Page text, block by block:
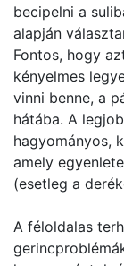
becipelni a
alapján
Fontos, hogy
kényelmes
vinni benne, a
hátába. A
hagyományos,
amely
(esetleg a
A féloldalas